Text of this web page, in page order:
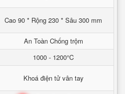
Cao 90 * Rộng 230 * Sâu 300 mm
An Toàn Chống trộm
1000 - 1200°C
Khoá điện tử vân tay